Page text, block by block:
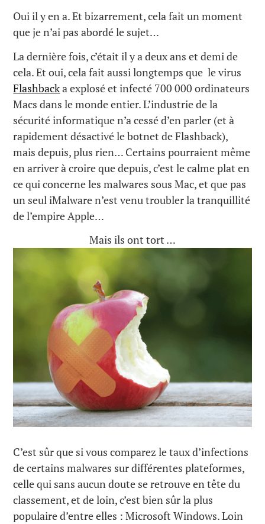
Oui il y en a. Et bizarrement, cela fait un moment
que je n’ai pas abordé le sujet…
La dernière fois, c’était il y a deux ans et demi de
cela. Et oui, cela fait aussi longtemps que le virus
Flashbacka explosé et infecté 700 000 ordinateurs
Macs dans le monde entier. L’industrie de la
sécurité informatique n’a cessé d’en parler (et à
rapidement désactivé le botnet de Flashback),
mais depuis, plus rien… Certains pourraient même
en arriver à croire que depuis, c’est le calme plat en
ce qui concerne les malwares sous Mac, et que pas
un seul iMalware n’est venu troubler la tranquillité
de l’empire Apple…
Mais ils ont tort …
C’est sûr que si vous comparez le taux d’infections
de certains malwares sur différentes plateformes,
celle qui sans aucun doute se retrouve en tête du
classement, et de loin, c’est bien sûr la plus
populaire d’entre elles : Microsoft Windows. Loin